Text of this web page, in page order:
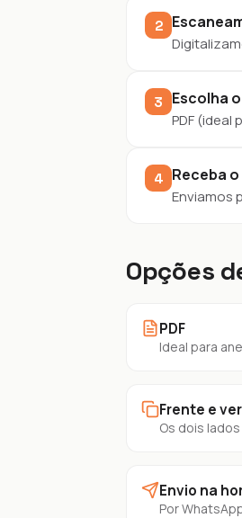
2
3 Escolha
PDF (ideal
4 Receba
Enviamos
Opções
PDF
Ideal para
Frente e
Os dois
Envio na
Por